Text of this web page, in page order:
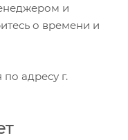
и
о времени и
адресу г.